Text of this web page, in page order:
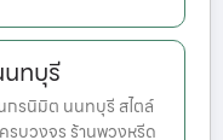
ทบุรี
รนิมิต นนทบุรี สไตล์
รบวงจร ร้านพวงหรีด